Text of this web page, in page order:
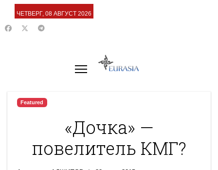
ЧЕТВЕРГ, 08 АВГУСТ 2026
Featured
«Дочка» —
повелитель КМГ?